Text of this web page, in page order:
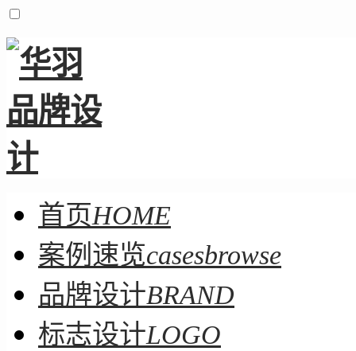
首页HOME
案例速览casesbrowse
品牌设计BRAND
标志设计LOGO